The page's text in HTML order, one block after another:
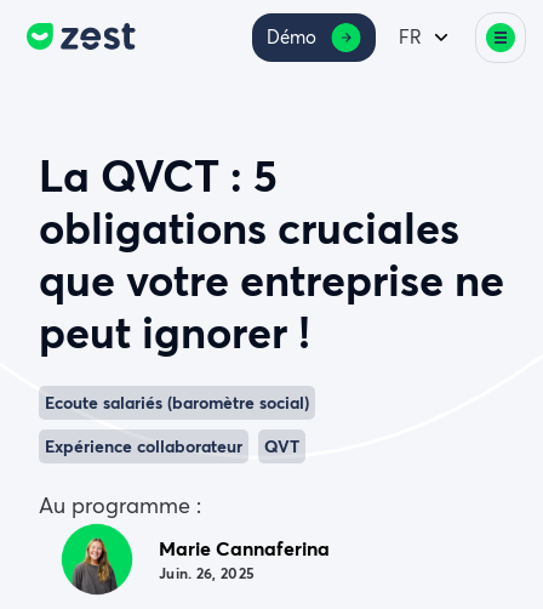
Démo FR
La QVCT : 5
obligations cruciales
que votre entreprise ne
peut ignorer !
Ecoute salariés (baromètre social)
Expérience collaborateur
QVT
Au programme :
Marie Cannaferina
Juin. 26, 2025